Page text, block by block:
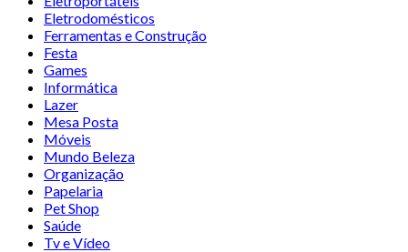
Eletrodomésticos
Ferramentas e Construção
Festa
Games
Informática
Lazer
Mesa Posta
Móveis
Mundo Beleza
Organização
Papelaria
Pet Shop
Saúde
Tv e Vídeo